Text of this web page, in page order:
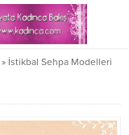
» İstikbal Sehpa Modelleri